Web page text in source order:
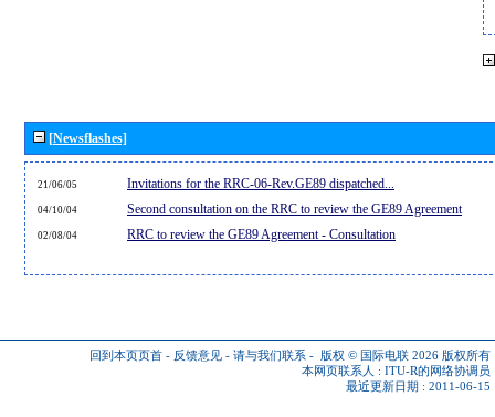
[Newsflashes]
21/06/05 Invitations for the RRC-06-Rev.GE89 dispatched...
04/10/04 Second consultation on the RRC to review the GE89 Agreement
02/08/04 RRC to review the GE89 Agreement - Consultation
回到本页页首 - 反馈意见 - 请与我们联系 - 版权 © 国际电联 2026 版权所有
本网页联系人 : ITU-R的网络协调员
最近更新日期 : 2011-06-15